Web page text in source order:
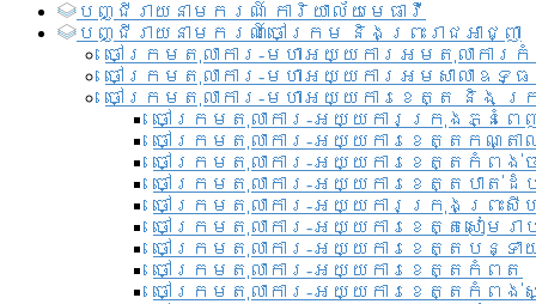
បញ្ជី​រាយ​នាមករណ៍ ការិយាល័យ​មេធាវី​
បញ្ជី​រាយ​នាមករណ៍​ចៅក្រម និងព្រះរាជអាជ្ញា
ចៅក្រមតុលាការ-មហាអយ្យការអមតុលាការ
ចៅក្រមតុលាការ-មហាអយ្យការអមសាលាឧទ្
ចៅក្រមតុលាការ-មហាអយ្យការខេត្ត និង ក្
ចៅក្រមតុលាការ-អយ្យការក្រុងភ្នំពេ
ចៅក្រមតុលាការ-អយ្យការខេត្តកណ្តា
ចៅក្រមតុលាការ-អយ្យការខេត្តកំពង់ច
ចៅក្រមតុលាការ-អយ្យការខេត្តបាត់ដំ
ចៅក្រមតុលាការ-អយ្យការ​ក្រុងព្រះសី
ចៅក្រមតុលាការ-អយ្យការខេត្តសៀមរា
ចៅក្រមតុលាការ-អយ្យការខេត្តបន្ទា
ចៅក្រមតុលាការ-អយ្យការខេត្តកំពត
ចៅក្រមតុលាការ-អយ្យការខេត្តកំពង់